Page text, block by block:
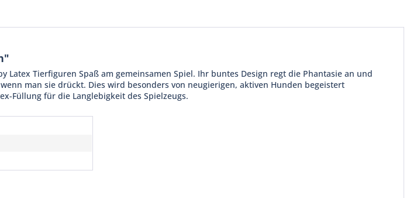
Latex Tierfiguren Spaß am gemeinsamen Spiel. Ihr buntes Design regt die Phantasie an und
man sie drückt. Dies wird besonders von neugierigen, aktiven Hunden begeistert
Füllung für die Langlebigkeit des Spielzeugs.